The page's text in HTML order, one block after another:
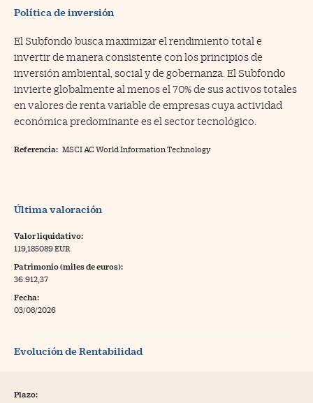
Política de inversión
El Subfondo busca maximizar el rendimiento total e
invertir de manera consistente con los principios de
inversión ambiental, social y de gobernanza. El Subfondo
invierte globalmente al menos el 70% de sus activos totales
en valores de renta variable de empresas cuya actividad
económica predominante es el sector tecnológico.
Referencia: MSCI AC World Information Technology
Última valoración
Valor liquidativo:
119,185089 EUR
Patrimonio (miles de euros):
36.912,37
Fecha:
03/08/2026
Evolución de Rentabilidad
Plazo: